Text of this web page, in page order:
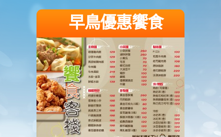
早鳥優惠饗食